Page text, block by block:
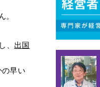
出国
早い